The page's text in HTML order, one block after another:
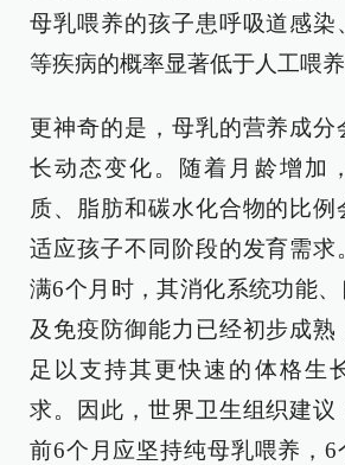
母乳喂养的孩子患呼吸道感染
等疾病的概率显著低于人工喂养
更神奇的是，母乳的营养成分
长动态变化。随着月龄增加
质、脂肪和碳水化合物的比例
适应孩子不同阶段的发育需求
满6个月时，其消化系统功能
及免疫防御能力已经初步成熟
足以支持其更快速的体格生
求。因此，世界卫生组织建议
前6个月应坚持纯母乳喂养，6